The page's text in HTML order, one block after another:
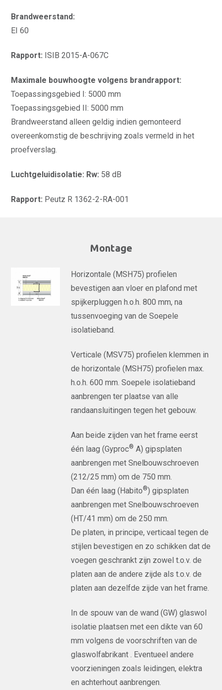
Brandweerstand:
EI 60
Rapport: ISIB 2015-A-067C
Maximale bouwhoogte volgens brandrapport:
Toepassingsgebied I: 5000 mm
Toepassingsgebied II: 5000 mm
Brandweerstand alleen geldig indien gemonteerd
overeenkomstig de beschrijving zoals vermeld in het
proefverslag.
Luchtgeluidisolatie: Rw: 58 dB
Rapport: Peutz R 1362-2-RA-001
Montage
Horizontale (MSH75) profielen
bevestigen aan vloer en plafond met
spijkerpluggen h.o.h. 800 mm, na
tussenvoeging van de Soepele
isolatieband.
Verticale (MSV75) profielen klemmen in
de horizontale (MSH75) profielen max.
h.o.h. 600 mm. Soepele isolatieband
aanbrengen ter plaatse van alle
randaansluitingen tegen het gebouw.
Aan beide zijden van het frame eerst
één laag (Gyproc® A) gipsplaten
aanbrengen met Snelbouwschroeven
(212/25 mm) om de 750 mm.
Dan één laag (Habito®) gipsplaten
aanbrengen met Snelbouwschroeven
(HT/41 mm) om de 250 mm.
De platen, in principe, verticaal tegen de
stijlen bevestigen en zo schikken dat de
voegen geschrankt zijn zowel t.o.v. de
platen aan de andere zijde als t.o.v. de
platen aan dezelfde zijde van het frame.
In de spouw van de wand (GW) glaswol
isolatie plaatsen met een dikte van 60
mm volgens de voorschriften van de
glaswolfabrikant . Eventueel andere
voorzieningen zoals leidingen, elektra
en achterhout aanbrengen.